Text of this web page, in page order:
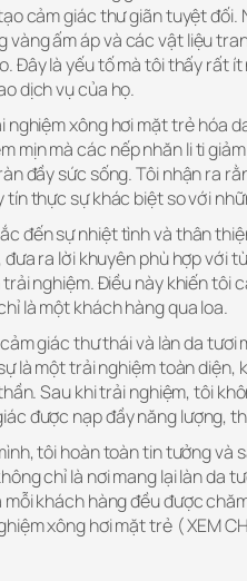
cảm giác thư giãn tuyệt
vàng ấm áp và các vật liệu
Đây là yếu tố mà tôi thấy rất
dịch vụ của họ.
nghiệm xông hơi mặt trẻ hóa
mịn mà các nếp nhăn li ti
đầy sức sống. Tôi nhận ra
tín thực sự khác biệt so với
đến sự nhiệt tình và thân
ra lời khuyên phù hợp với
nghiệm. Điều này khiến tôi
là một khách hàng qua loa.
giác thư thái và làn da
là một trải nghiệm toàn diện,
Sau khi trải nghiệm, tôi
được nạp đầy năng lượng,
tôi hoàn toàn tin tưởng và
chỉ là nơi mang lại làn da
mỗi khách hàng đều được
xông hơi mặt trẻ ( XEM